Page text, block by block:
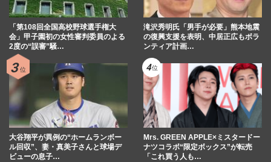
「第108回全国高校野球選手権大
会」甲子園初の女性審判委員のよる
2度の“誤審”騒…
滝沢秀明氏「男手が必要」熊本地震
の復興支援を表明、中居正広もボラ
ンティア計画…
大谷翔平が異例の“ホームランボー
ル回収”、妻・真美子さんと球場デ
ビューの息子…
Mrs. GREEN APPLE×ミスタードー
ナツコラボ“限定ボックス”が転売
「これ買う人も…